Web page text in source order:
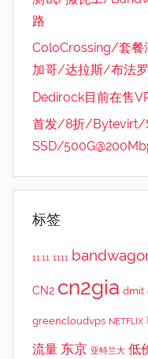
路
ColoCrossing/套
加哥/达拉斯/布法罗
Dedirock目前在售
首发/8折/Bytevirt/
SSD/
标签
11.11 1111
CN2 cn2gia dmit
greencloudvps NETFLIX
流量 东京 亚特兰大 低